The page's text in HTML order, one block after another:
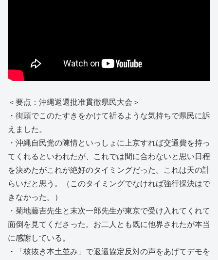
＜要点：沖縄返還批准貫徹県民大会＞
・街頭でこのたすきをかけて祈るような気持ちで県民に訴
えました。
・沖縄自民党の陳情といっしょに上京すれば交通費を持っ
てくれるといわれたが、これでは間に合わないと思い日程
を決めたがこれが絶好のタイミングだった。これは天の計
らいだと思う。（このタイミングでなければ強行採決はで
きなかった。）
・菊地藤吉先生と末次一郎先生が東京で受け入れてくれて
面倒を見てくださった。お二人とも既に他界されたが本当
に感謝している。
・「核抜き本土並み」で返還協定反対の声をあげてデモを